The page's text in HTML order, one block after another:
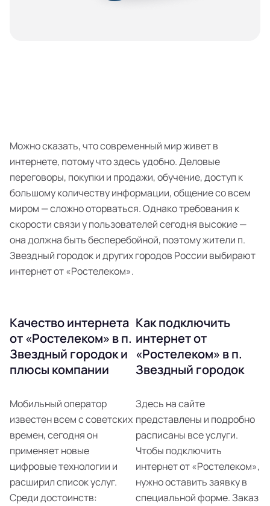
Можно сказать, что современный мир живет в
интернете, потому что здесь удобно. Деловые
переговоры, покупки и продажи, обучение, доступ к
большому количеству информации, общение со всем
миром — сложно оторваться. Однако требования к
скорости связи у пользователей сегодня высокие —
она должна быть бесперебойной, поэтому жители п.
Звездный городок и других городов России выбирают
интернет от «Ростелеком».
Качество интернета
от «Ростелеком» в п.
Звездный городок и
плюсы компании
Мобильный оператор
известен всем с советских
времен, сегодня он
применяет новые
цифровые технологии и
расширил список услуг.
Среди достоинств:
Как подключить
интернет от
«Ростелеком» в п.
Звездный городок
Здесь на сайте
представлены и подробно
расписаны все услуги.
Чтобы подключить
интернет от «Ростелеком»,
нужно оставить заявку в
специальной форме. Заказ